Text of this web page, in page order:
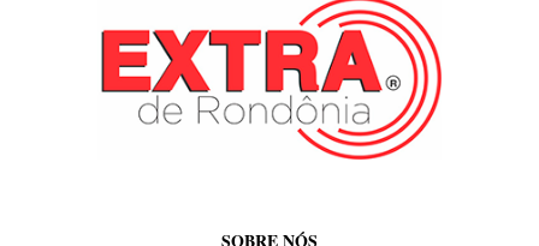
SOBRE NÓS